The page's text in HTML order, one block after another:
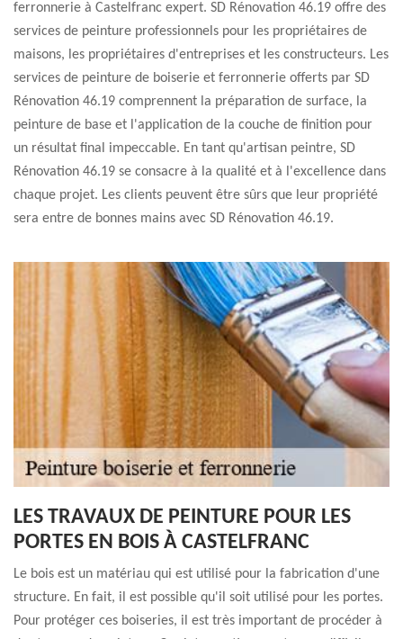
ferronnerie à Castelfranc expert. SD Rénovation 46.19 offre des
services de peinture professionnels pour les propriétaires de
maisons, les propriétaires d'entreprises et les constructeurs. Les
services de peinture de boiserie et ferronnerie offerts par SD
Rénovation 46.19 comprennent la préparation de surface, la
peinture de base et l'application de la couche de finition pour
un résultat final impeccable. En tant qu'artisan peintre, SD
Rénovation 46.19 se consacre à la qualité et à l'excellence dans
chaque projet. Les clients peuvent être sûrs que leur propriété
sera entre de bonnes mains avec SD Rénovation 46.19.
LES TRAVAUX DE PEINTURE POUR LES
PORTES EN BOIS À CASTELFRANC
Le bois est un matériau qui est utilisé pour la fabrication d'une
structure. En fait, il est possible qu'il soit utilisé pour les portes.
Pour protéger ces boiseries, il est très important de procéder à